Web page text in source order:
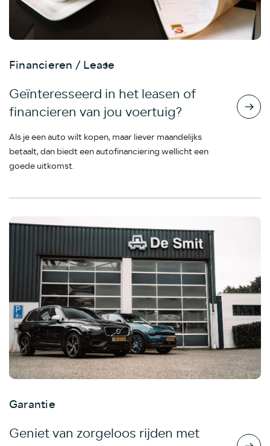
Financieren / Lease
Geïnteresseerd in het leasen of
financieren van jou voertuig?
Als je een auto wilt kopen, maar liever maandelijks
betaalt, dan biedt een autofinanciering wellicht een
goede uitkomst.
Garantie
Geniet van zorgeloos rijden met